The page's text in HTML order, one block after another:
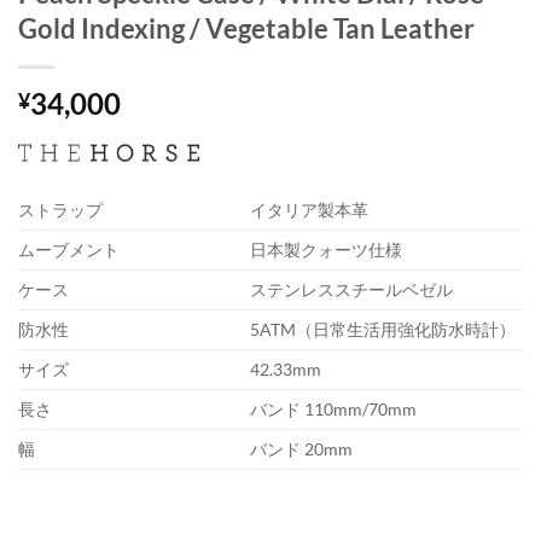
Gold Indexing / Vegetable Tan Leather
¥34,000
ストラップ
イタリア製本革
ムーブメント
日本製クォーツ仕様
ケース
ステンレススチールベゼル
防水性
5ATM（日常生活用強化防水時計）
サイズ
42.33mm
長さ
バンド 110mm/70mm
幅
バンド 20mm